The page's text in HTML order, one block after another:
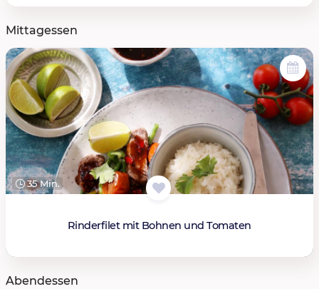
Mittagessen
35 Min.
Rinderfilet mit Bohnen und Tomaten
Abendessen